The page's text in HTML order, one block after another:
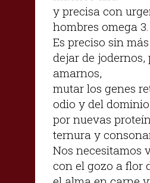
y precisa con
hombres omega
Es preciso sin
dejar de jodernos,
amarnos,
mutar los genes
odio y del dominio
por nuevas
ternura y
Nos necesitamos
con el gozo a flor